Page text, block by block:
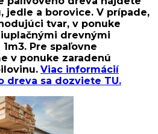
jedle a borovice. V prípade,
tvar, v ponuke
drevnými
Pre spaľovne
v ponuke zaradenú
Viac informácií
dreva sa dozviete TU.